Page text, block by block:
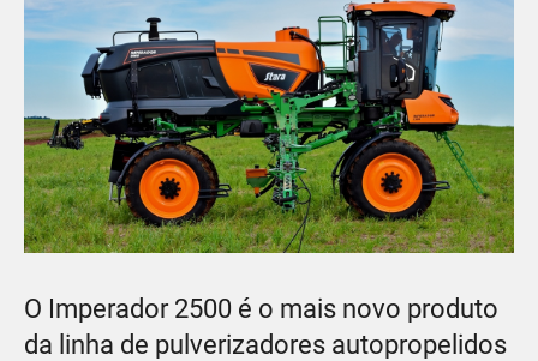
O Imperador 2500 é o mais novo produto
da linha de pulverizadores autopropelidos